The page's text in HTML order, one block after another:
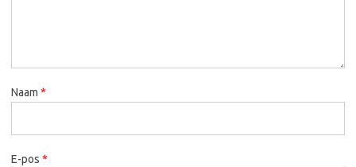
Naam *
E-pos *